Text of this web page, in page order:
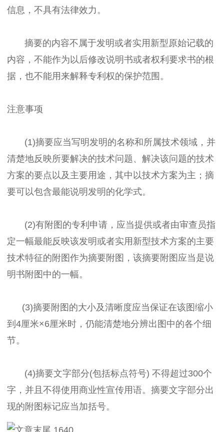
信息，不具有法律效力。
摘要的内容不属于发明或者实用新型原始记载的
内容，不能作为以后修改说明书或者权利要求书的根
据，也不能用来解释专利权的保护范围。
注意事项
(1)摘要应当写明发明的名称和所属技术领域，并
清楚地反映所要解决的技术问题、解决该问题的技术
方案的要点以及主要用途，其中以技术方案为主；摘
要可以包含最能说明发明的化学式。
(2)有附图的专利申请，应当提供或者由审查员指
定一幅最能反映该发明或者实用新型技术方案的主要
技术特征的附图作为摘要附图，该摘要附图应当是说
明书附图中的一幅。
(3)摘要附图的大小及清晰度应当保证在该图缩小
到4厘米×6厘米时，仍能清楚地分辨出图中的各个细
节。
(4)摘要文字部分(包括标点符号) 不得超过300个
字，并且不得使用商业性宣传用语。摘要文字部分出
现的附图标记应当加括号。